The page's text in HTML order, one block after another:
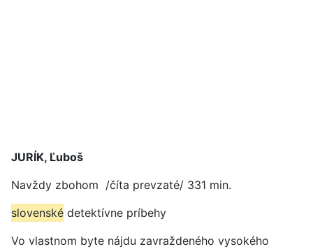
JURÍK, Ľuboš
Navždy zbohom /číta prevzaté/ 331 min.
slovenské detektívne príbehy
Vo vlastnom byte nájdu zavraždeného vysokého